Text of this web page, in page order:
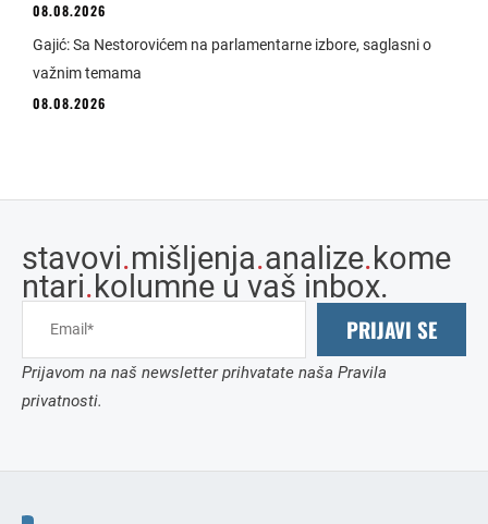
08.08.2026
Gajić: Sa Nestorovićem na parlamentarne izbore, saglasni o
važnim temama
08.08.2026
stavovi.mišljenja.analize.kome
ntari.kolumne u vaš inbox.
PRIJAVI SE
Prijavom na naš newsletter prihvatate naša Pravila
privatnosti.